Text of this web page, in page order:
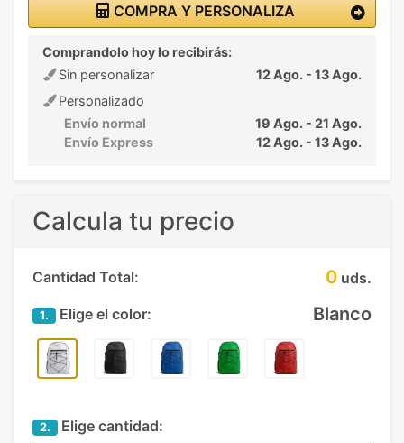
COMPRA Y PERSONALIZA
Comprandolo hoy lo recibirás:
Sin personalizar
12 Ago. - 13 Ago.
Personalizado
Envío normal
19 Ago. - 21 Ago.
Envío Express
12 Ago. - 13 Ago.
Calcula tu precio
Cantidad Total: 0 uds.
1. Elige el color: Blanco
2. Elige cantidad: